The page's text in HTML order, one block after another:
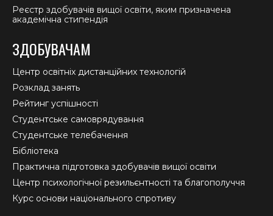
Реєстр здобувачів вищої освіти, яким призначена
академічна стипендія
ЗДОБУВАЧАМ
Центр освітніх дистанційних технологій
Розклад занять
Рейтинг успішності
Студентське самоврядування
Студентське телебачення
Бібліотека
Практична підготовка здобувачів вищої освіти
Центр психологічної резильєнтності та благополуччя
Курс основи національного спротиву